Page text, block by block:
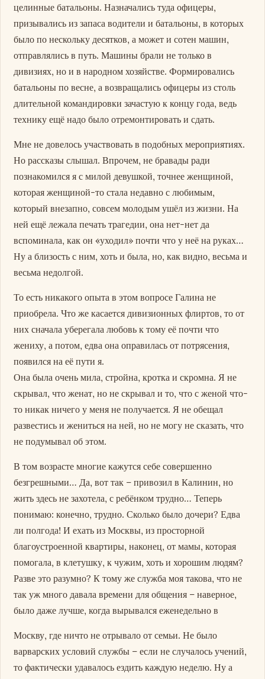
целинные батальоны. Назначались туда офицеры,
призывались из запаса водители и батальоны, в которых
было по нескольку десятков, а может и сотен машин,
отправлялись в путь. Машины брали не только в
дивизиях, но и в народном хозяйстве. Формировались
батальоны по весне, а возвращались офицеры из столь
длительной командировки зачастую к концу года, ведь
технику ещё надо было отремонтировать и сдать.
Мне не довелось участвовать в подобных мероприятиях.
Но рассказы слышал. Впрочем, не бравады ради
познакомился я с милой девушкой, точнее женщиной,
которая женщиной-то стала недавно с любимым,
который внезапно, совсем молодым ушёл из жизни. На
ней ещё лежала печать трагедии, она нет-нет да
вспоминала, как он «уходил» почти что у неё на руках…
Ну а близость с ним, хоть и была, но, как видно, весьма и
весьма недолгой.
То есть никакого опыта в этом вопросе Галина не
приобрела. Что же касается дивизионных флиртов, то от
них сначала уберегала любовь к тому её почти что
жениху, а потом, едва она оправилась от потрясения,
появился на её пути я.
Она была очень мила, стройна, кротка и скромна. Я не
скрывал, что женат, но не скрывал и то, что с женой что-
то никак ничего у меня не получается. Я не обещал
развестись и жениться на ней, но не могу не сказать, что
не подумывал об этом.
В том возрасте многие кажутся себе совершенно
безгрешными… Да, вот так – привозил в Калинин, но
жить здесь не захотела, с ребёнком трудно… Теперь
понимаю: конечно, трудно. Сколько было дочери? Едва
ли полгода! И ехать из Москвы, из просторной
благоустроенной квартиры, наконец, от мамы, которая
помогала, в клетушку, к чужим, хоть и хорошим людям?
Разве это разумно? К тому же служба моя такова, что не
так уж много давала времени для общения – наверное,
было даже лучше, когда вырывался еженедельно в
Москву, где ничто не отрывало от семьи. Не было
варварских условий службы – если не случалось учений,
то фактически удавалось ездить каждую неделю. Ну а